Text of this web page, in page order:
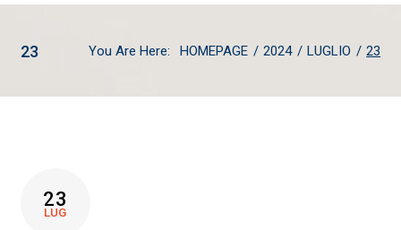
23 You Are Here: HOMEPAGE / 2024 / LUGLIO / 23
2323
LUG